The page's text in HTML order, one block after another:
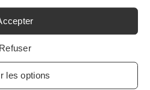
Refuser
les options